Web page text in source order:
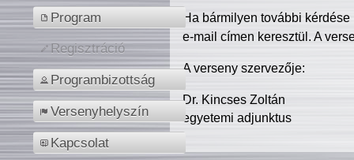
Program
Regisztráció
Programbizottság
Versenyhelyszín
Kapcsolat
Ha bármilyen további
e-mail címen keresztül. A
A verseny szervezője:
Dr. Kincses Zoltán
egyetemi adjunktus